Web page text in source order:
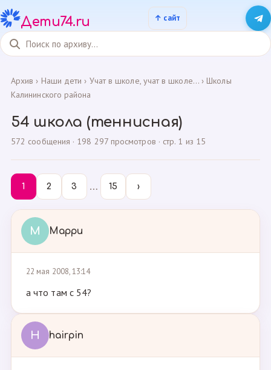
Дети74.ru
Архив › Наши дети › Учат в школе, учат в школе...› Школы
Калининского района
54 школа (теннисная)
572 сообщения · 198 297 просмотров · стр. 1 из 15
1 2 3 … 15 ›
М Марри
22 мая 2008, 13:14
а что там с 54?
H hairpin